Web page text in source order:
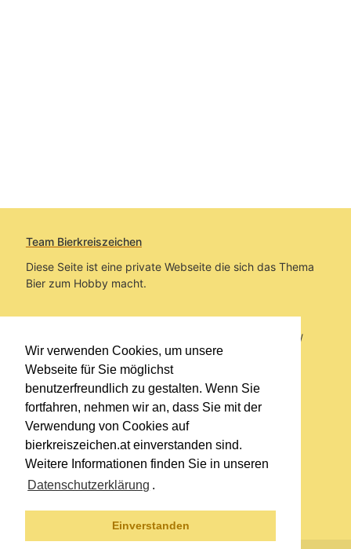
Wir verwenden Cookies, um unsere
Webseite für Sie möglichst
benutzerfreundlich zu gestalten. Wenn Sie
fortfahren, nehmen wir an, dass Sie mit der
Verwendung von Cookies auf
bierkreiszeichen.at einverstanden sind.
Weitere Informationen finden Sie in unseren
Datenschutzerklärung .
Einverstanden
Team Bierkreiszeichen
Diese Seite ist eine private Webseite die sich das Thema
Bier zum Hobby macht.
Sie befinden sich auf https://www.bierkreiszeichen.at/
im Pfad:Übers Bier/Biersorten
Erstellt: 2014-01-11
Links
Impressum
Datenschutzerklärung